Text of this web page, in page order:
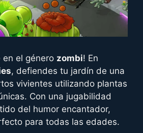
en el género zombi! En
, defiendes tu jardín de una
vivientes utilizando plantas
Con una jugabilidad
del humor encantador,
para todas las edades.